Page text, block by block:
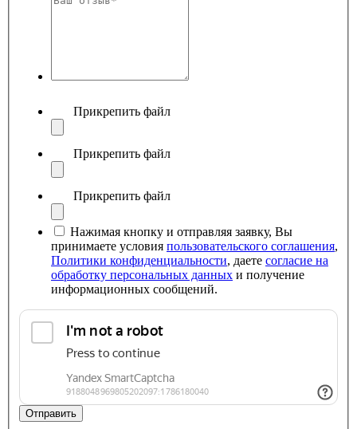
Прикрепить файл
Прикрепить файл
Прикрепить файл
Нажимая кнопку и отправляя заявку, Вы
принимаете условия пользовательского соглашения,
Политики конфиденциальности, даете согласие на
обработку персональных данных и получение
информационных сообщений.
Отправить